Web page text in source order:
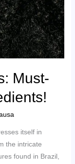
Must-
itself in
the intricate
found in Brazil,